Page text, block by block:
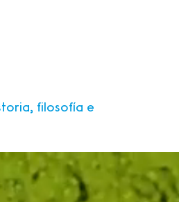
filosofía e